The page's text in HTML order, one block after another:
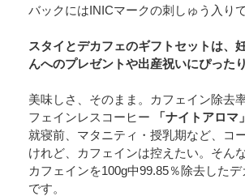
バックにはINICマークの刺しゅう入りで
スタイとデカフェのギフトセットは、
んへのプレゼントや出産祝いにぴったり
美味しさ、そのまま。カフェイン除去
フェインレスコーヒー 「ナイトアロマ」
就寝前、マタニティ・授乳期など、コ
けれど、カフェインは控えたい。そん
カフェインを100g中99.85％除去した
です。